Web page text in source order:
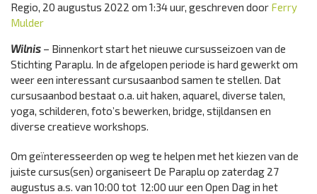
Regio, 20 augustus 2022 om 1:34 uur, geschreven door Ferry
Mulder
Wilnis – Binnenkort start het nieuwe cursusseizoen van de
Stichting Paraplu. In de afgelopen periode is hard gewerkt om
weer een interessant cursusaanbod samen te stellen. Dat
cursusaanbod bestaat o.a. uit haken, aquarel, diverse talen,
yoga, schilderen, foto’s bewerken, bridge, stijldansen en
diverse creatieve workshops.
Om geïnteresseerden op weg te helpen met het kiezen van de
juiste cursus(sen) organiseert De Paraplu op zaterdag 27
augustus a.s. van 10:00 tot 12:00 uur een Open Dag in het